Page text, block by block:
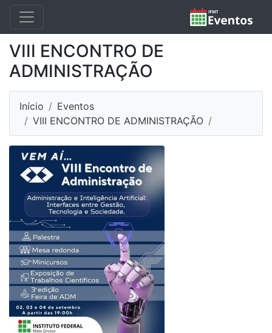
VIII ENCONTRO DE
ADMINISTRAÇÃO
Início
Eventos
VIII ENCONTRO DE ADMINISTRAÇÃO